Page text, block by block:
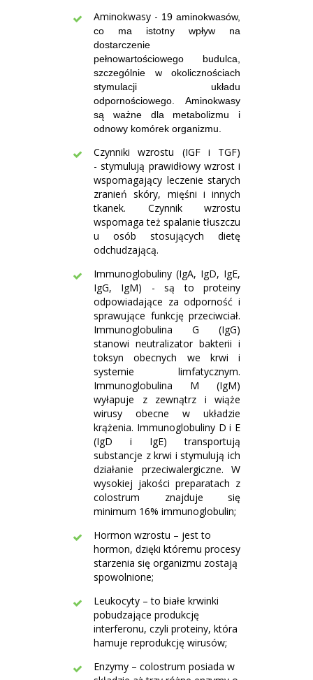
Aminokwasy - 19 aminokwasów,
co ma istotny wpływ na
dostarczenie
pełnowartościowego budulca,
szczególnie w okolicznościach
stymulacji układu
odpornościowego. Aminokwasy
są ważne dla metabolizmu i
odnowy komórek organizmu.
Czynniki wzrostu (IGF i TGF)
- stymulują prawidłowy wzrost i
wspomagający leczenie starych
zranień skóry, mięśni i innych
tkanek. Czynnik wzrostu
wspomaga też spalanie tłuszczu
u osób stosujących dietę
odchudzającą.
Immunoglobuliny (IgA, IgD, IgE,
IgG, IgM) - są to proteiny
odpowiadające za odporność i
sprawujące funkcję przeciwciał.
Immunoglobulina G (IgG)
stanowi neutralizator bakterii i
toksyn obecnych we krwi i
systemie limfatycznym.
Immunoglobulina M (IgM)
wyłapuje z zewnątrz i wiąże
wirusy obecne w układzie
krążenia. Immunoglobuliny D i E
(IgD i IgE) transportują
substancje z krwi i stymulują ich
działanie przeciwalergiczne. W
wysokiej jakości preparatach z
colostrum znajduje się
minimum 16% immunoglobulin;
Hormon wzrostu – jest to
hormon, dzięki któremu procesy
starzenia się organizmu zostają
spowolnione;
Leukocyty – to białe krwinki
pobudzające produkcję
interferonu, czyli proteiny, która
hamuje reprodukcję wirusów;
Enzymy – colostrum posiada w